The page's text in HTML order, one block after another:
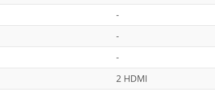
-
-
-
2 HDMI